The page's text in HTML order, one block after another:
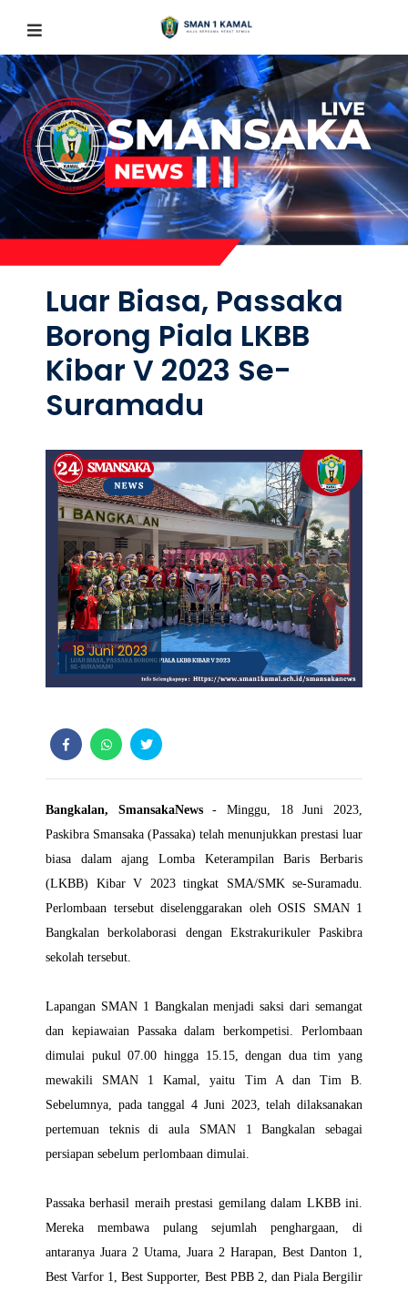
Luar Biasa, Passaka
Borong Piala LKBB
Kibar V 2023 Se-
Suramadu
18 Juni 2023
Bangkalan, SmansakaNews- Minggu, 18 Juni 2023,
Paskibra Smansaka (Passaka) telah menunjukkan prestasi luar
biasa dalam ajang Lomba Keterampilan Baris Berbaris
(LKBB) Kibar V 2023 tingkat SMA/SMK se-Suramadu.
Perlombaan tersebut diselenggarakan oleh OSIS SMAN 1
Bangkalan berkolaborasi dengan Ekstrakurikuler Paskibra
sekolah tersebut.
Lapangan SMAN 1 Bangkalan menjadi saksi dari semangat
dan kepiawaian Passaka dalam berkompetisi. Perlombaan
dimulai pukul 07.00 hingga 15.15, dengan dua tim yang
mewakili SMAN 1 Kamal, yaitu Tim A dan Tim B.
Sebelumnya, pada tanggal 4 Juni 2023, telah dilaksanakan
pertemuan teknis di aula SMAN 1 Bangkalan sebagai
persiapan sebelum perlombaan dimulai.
Passaka berhasil meraih prestasi gemilang dalam LKBB ini.
Mereka membawa pulang sejumlah penghargaan, di
antaranya Juara 2 Utama, Juara 2 Harapan, Best Danton 1,
Best Varfor 1, Best Supporter, Best PBB 2, dan Piala Bergilir